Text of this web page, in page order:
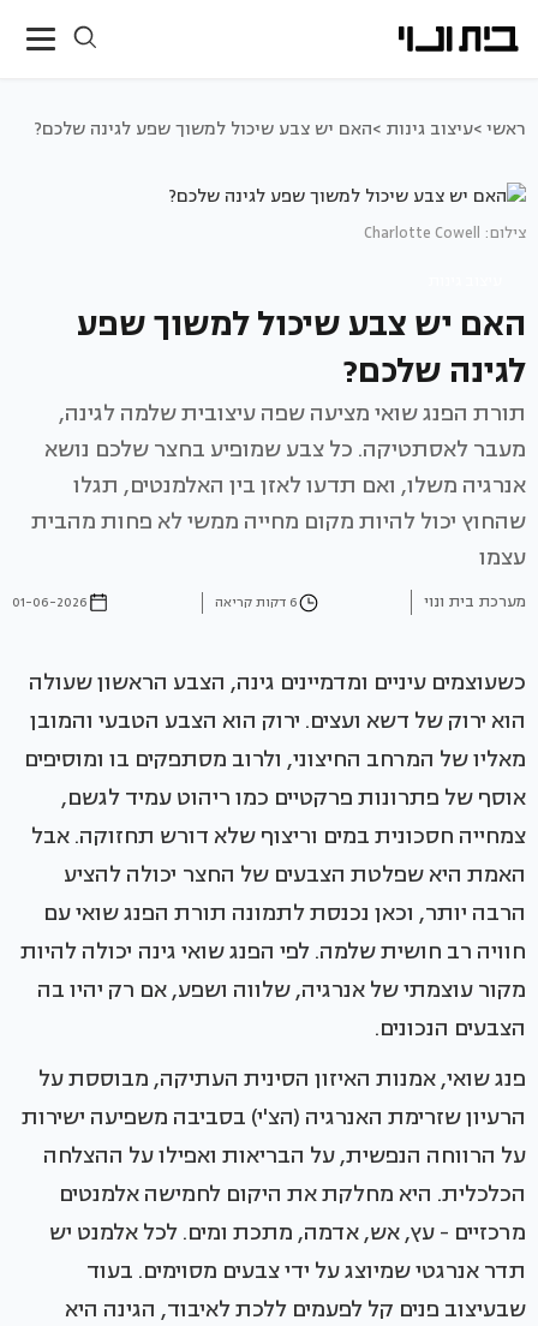
ראשי >עיצוב גינות >האם יש צבע שיכול למשוך שפע לגינה שלכם?
צילום: Charlotte Cowell
האם יש צבע שיכול למשוך שפע
לגינה שלכם?
תורת הפנג שואי מציעה שפה עיצובית שלמה לגינה,
מעבר לאסתטיקה. כל צבע שמופיע בחצר שלכם נושא
אנרגיה משלו, ואם תדעו לאזן בין האלמנטים, תגלו
שהחוץ יכול להיות מקום מחייה ממשי לא פחות מהבית
עצמו
מערכת בית ונוי 6 דקות קריאה 01-06-2026
כשעוצמים עיניים ומדמיינים גינה, הצבע הראשון שעולה
הוא ירוק של דשא ועצים. ירוק הוא הצבע הטבעי והמובן
מאליו של המרחב החיצוני, ולרוב מסתפקים בו ומוסיפים
אוסף של פתרונות פרקטיים כמו ריהוט עמיד לגשם,
צמחייה חסכונית במים וריצוף שלא דורש תחזוקה. אבל
האמת היא שפלטת הצבעים של החצר יכולה להציע
הרבה יותר, וכאן נכנסת לתמונה תורת הפנג שואי עם
חוויה רב חושית שלמה. לפי הפנג שואי גינה יכולה להיות
מקור עוצמתי של אנרגיה, שלווה ושפע, אם רק יהיו בה
הצבעים הנכונים.
פנג שואי, אמנות האיזון הסינית העתיקה, מבוססת על
הרעיון שזרימת האנרגיה (הצ'י) בסביבה משפיעה ישירות
על הרווחה הנפשית, על הבריאות ואפילו על ההצלחה
הכלכלית. היא מחלקת את היקום לחמישה אלמנטים
מרכזיים - עץ, אש, אדמה, מתכת ומים. לכל אלמנט יש
תדר אנרגטי שמיוצג על ידי צבעים מסוימים. בעוד
שבעיצוב פנים קל לפעמים ללכת לאיבוד, הגינה היא